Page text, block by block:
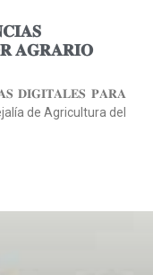
𝐀𝐆𝐑𝐀𝐑𝐈𝐎
𝐃𝐈𝐆𝐈𝐓𝐀𝐋𝐄𝐒 𝐏𝐀𝐑𝐀
de Agricultura del